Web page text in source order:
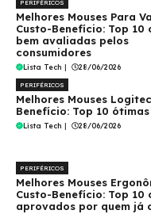
PERIFÉRICOS
Melhores Mouses Para
Custo-Benefício: Top 10
bem avaliadas pelos
consumidores
Lista Tech | 28/06/2026
PERIFÉRICOS
Melhores Mouses
Benefício: Top 10
Lista Tech | 28/06/2026
PERIFÉRICOS
Melhores Mouses
Custo-Benefício: Top 10
aprovados por quem já